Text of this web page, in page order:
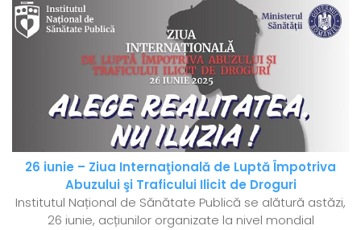
26 iunie – Ziua Internaţională de Luptă Împotriva
Abuzului şi Traficului Ilicit de Droguri
Institutul Național de Sănătate Publică se alătură astăzi,
26 iunie, acțiunilor organizate la nivel mondial